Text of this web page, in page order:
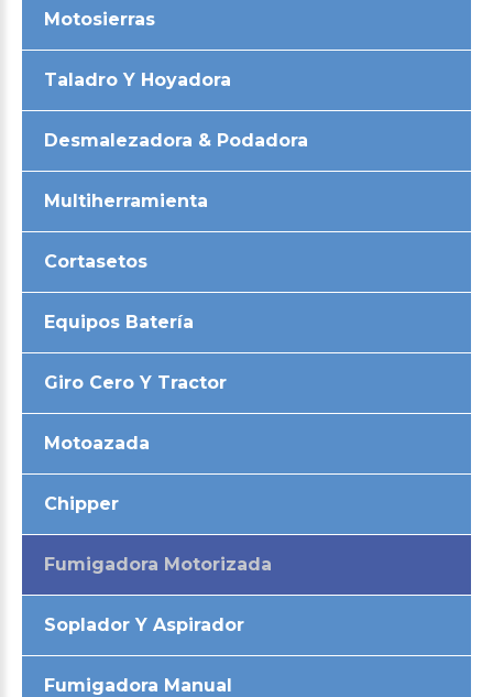
Motosierras
Taladro Y Hoyadora
Desmalezadora & Podadora
Multiherramienta
Cortasetos
Equipos Batería
Giro Cero Y Tractor
Motoazada
Chipper
Fumigadora Motorizada
Soplador Y Aspirador
Fumigadora Manual